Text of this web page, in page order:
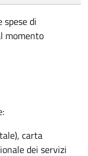
di
momento
carta
dei servizi